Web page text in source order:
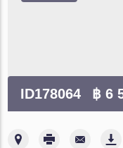
ID178064 ฿ 6